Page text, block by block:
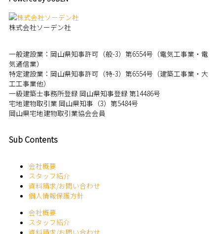
株式会社ソーデン社
一般建設業：岡山県知事許可（般-3）第6554号（電気工事業・電
気通信業）
特定建設業：岡山県知事許可（特-3）第6554号（建築工事業・大
工工事業他）
一級建築士事務所登録 岡山県知事登録 第14486号
宅地建物取引業 岡山県知事（3）第5484号
岡山県宅地建物取引業協会会員
Sub Contents
会社概要
スタッフ紹介
資料請求/お問い合わせ
個人情報保護方針
会社概要
スタッフ紹介
資料請求/お問い合わせ